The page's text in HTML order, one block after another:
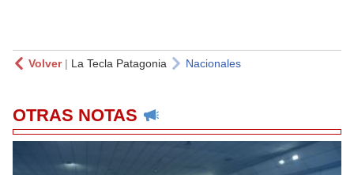
Volver| La Tecla Patagonia Nacionales
OTRAS NOTAS